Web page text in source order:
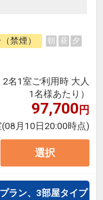
水を利用した展
り占めできる2
9月末）
19:00
された２つのジャ
センター はての
19:00
禁煙） 朝 昼 夕
2名1室ご利用時 大人
1名様あたり）
97,700円
(08月10日20:00時点)
選択
ラン、3部屋タイプ